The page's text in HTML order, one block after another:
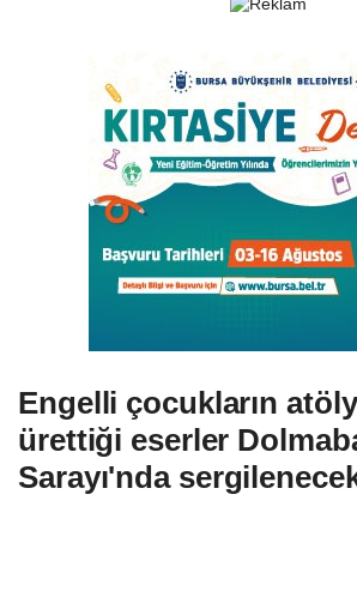
Engelli çocukların
ürettiği eserler
Sarayı'nda